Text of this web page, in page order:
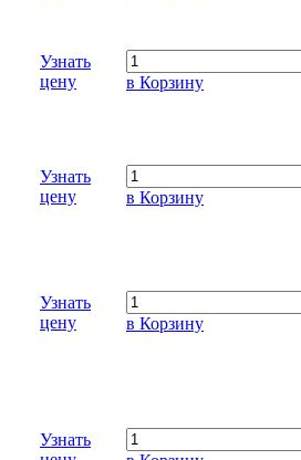
Узнать
цену
в Корзину
Узнать
цену
в Корзину
Узнать
цену
в Корзину
Узнать